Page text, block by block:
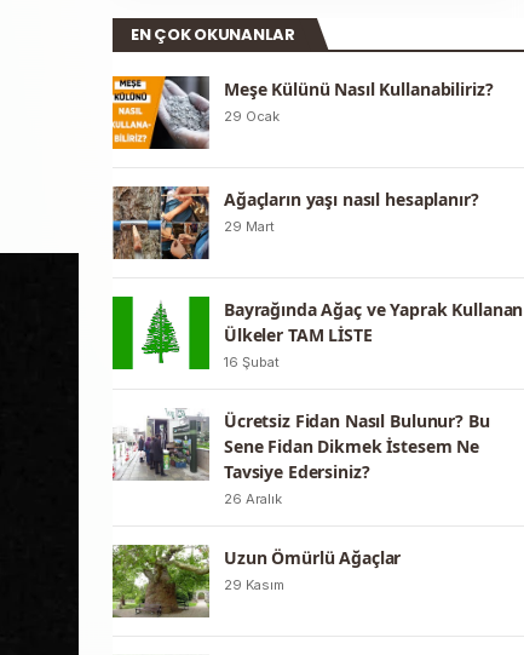
EN ÇOK OKUNANLAR
Meşe Külünü Nasıl Kullanabiliriz?
29 Ocak
Ağaçların yaşı nasıl hesaplanır?
29 Mart
Bayrağında Ağaç ve Yaprak Kullanan
Ülkeler TAM LİSTE
16 Şubat
Ücretsiz Fidan Nasıl Bulunur? Bu
Sene Fidan Dikmek İstesem Ne
Tavsiye Edersiniz?
26 Aralık
Uzun Ömürlü Ağaçlar
29 Kasım